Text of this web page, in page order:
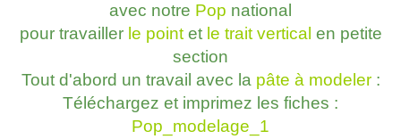
avec notre Pop national
pour travailler le pointet le trait vertical en petite
section
Tout d'abord un travail avec la pâte à modeler:
Téléchargez et imprimez les fiches :
Pop_modelage_1